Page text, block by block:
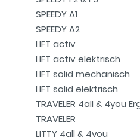
SPEEDY A1
SPEEDY A2
LIFT activ
LIFT activ elektrisch
LIFT solid mechanisch
LIFT solid elektrisch
TRAVELER 4all & 4you
TRAVELER
LITTY 4all & 4you